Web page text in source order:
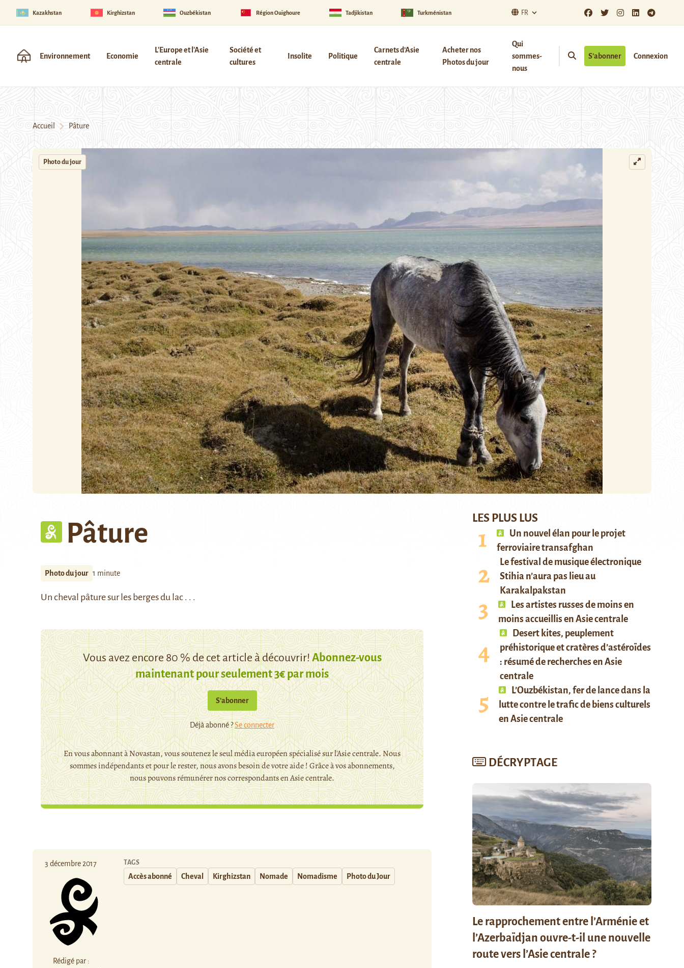
Kazakhstan Kirghizstan Ouzbékistan Région Ouïghoure Tadjikistan Turkménistan FR
Environnement Economie
L'Europe et l'Asie
centrale
Société et
cultures
Insolite Politique
Carnets d’Asie
centrale
Acheter nos
Photos du jour
Qui
sommes-
nous
S’abonner Connexion
Accueil Pâture
Photo du jour
Pâture
Photo du jour 1 minute
Un cheval pâture sur les berges du lac . . .
Vous avez encore 80 % de cet article à découvrir!Abonnez-vous
maintenant pour seulement 3€ par mois
S’abonner
Déjà abonné ?Se connecter
En vous abonnant à Novastan, vous soutenez le seul média européen spécialisé sur l'Asie centrale. Nous
sommes indépendants et pour le rester, nous avons besoin de votre aide ! Grâce à vos abonnements,
nous pouvons rémunérer nos correspondants en Asie centrale.
3 décembre 2017
Rédigé par :
TAGS
Accès abonné Cheval Kirghizstan Nomade Nomadisme Photo du Jour
LES PLUS LUS
Un nouvel élan pour le projet
ferroviaire transafghan
Le festival de musique électronique
Stihia n’aura pas lieu au
Karakalpakstan
Les artistes russes de moins en
moins accueillis en Asie centrale
Desert kites, peuplement
préhistorique et cratères d’astéroïdes
: résumé de recherches en Asie
centrale
L’Ouzbékistan, fer de lance dans la
lutte contre le trafic de biens culturels
en Asie centrale
DÉCRYPTAGE
Le rapprochement entre l’Arménie et
l’Azerbaïdjan ouvre-t-il une nouvelle
route vers l’Asie centrale ?